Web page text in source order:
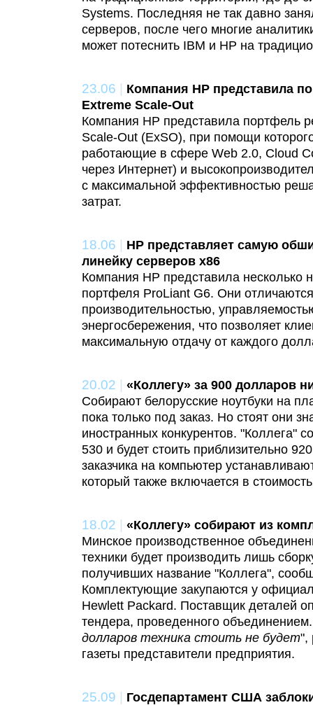
Systems. Последняя не так давно
серверов, после чего многие
может потеснить IBM и HP на
23.06 | Компания HP представила
Extreme Scale-Out
Компания HP представила портфель
Scale-Out (ExSO), при помощи
работающие в сфере Web 2.0, Cloud
через Интернет) и
с максимальной эффективностью
затрат.
18.06 | HP представляет самую
линейку серверов x86
Компания HP представила несколько
портфеля ProLiant G6. Они
производительностью,
энергосбережения, что позволяет
максимальную отдачу от каждого
20.02 | «Коллегу» за 900 долларов
Собирают белорусские ноутбуки на
пока только под заказ. Но стоят они
иностранных конкурентов. "Коллега"
530 и будет стоить приблизительно
заказчика на компьютер
который также включается в
18.02 | «Коллегу» собирают из
Минское производственное
техники будет производить лишь
получивших название "Коллега",
Комплектующие закупаются у
Hewlett Packard. Поставщик деталей
тендера, проведенного
долларов техника стоить не будет",
газеты представители предприятия.
25.09 | Госдепартамент США